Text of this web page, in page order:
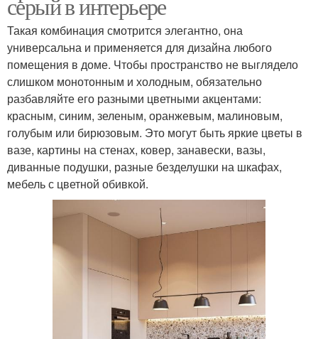
Такая комбинация смотрится элегантно, она
универсальна и применяется для дизайна любого
помещения в доме. Чтобы пространство не выглядело
слишком монотонным и холодным, обязательно
разбавляйте его разными цветными акцентами:
красным, синим, зеленым, оранжевым, малиновым,
голубым или бирюзовым. Это могут быть яркие цветы в
вазе, картины на стенах, ковер, занавески, вазы,
диванные подушки, разные безделушки на шкафах,
мебель с цветной обивкой.